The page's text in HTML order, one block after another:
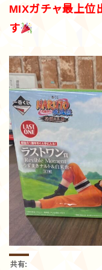
MIXガチャ最上位
す
共有: